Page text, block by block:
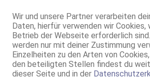
Wir und unsere Partner verarbeiten
Daten, hierfür verwenden wir Cookies,
Betrieb der Webseite erforderlich
werden nur mit deiner Zustimmung
Einzelheiten zu den Arten von
den beteiligten Stellen findest du
dieser Seite und in der